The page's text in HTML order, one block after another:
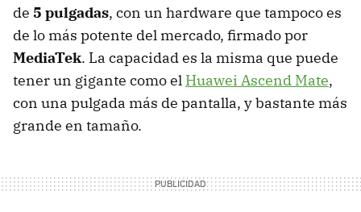
de 5 pulgadas, con un hardware que tampoco es
de lo más potente del mercado, firmado por
MediaTek. La capacidad es la misma que puede
tener un gigante como el Huawei Ascend Mate,
con una pulgada más de pantalla, y bastante más
grande en tamaño.